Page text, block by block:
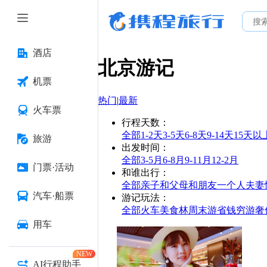
酒店
机票
火车票
旅游
门票·活动
汽车·船票
用车
AI行程助手
NEW
北京游记
热门|最新
行程天数 ：
全部1-2天3-5天6-8天9-14天15天以
出发时间 ：
全部3-5月 6-8月 9-11月 12-2月
和谁出行 ：
全部亲子和父母和朋友一个人 夫妻
游记玩法 ：
全部火车美食林周末游省钱穷游奢